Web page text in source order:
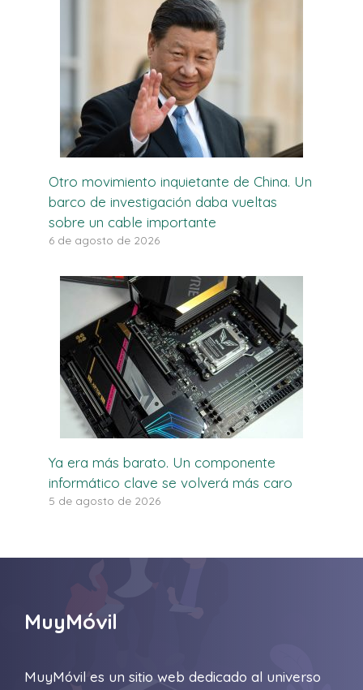
Otro movimiento inquietante de China. Un
barco de investigación daba vueltas
sobre un cable importante
6 de agosto de 2026
Ya era más barato. Un componente
informático clave se volverá más caro
5 de agosto de 2026
MuyMóvil
MuyMóvil es un sitio web dedicado al universo